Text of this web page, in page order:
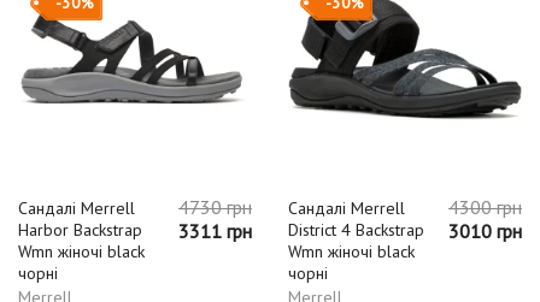
Сандалі Merrell
Harbor Backstrap
Wmn жіночі black
чорні
Merrell
4730 грн
3311 грн
Сандалі Merrell
District 4 Backstrap
Wmn жіночі black
чорні
Merrell
4300 грн
3010 грн